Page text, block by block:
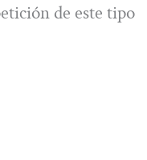
de este tipo